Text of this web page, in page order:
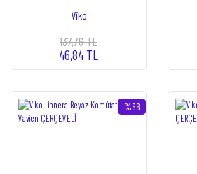
Viko
137,76 TL
46,84 TL
%66